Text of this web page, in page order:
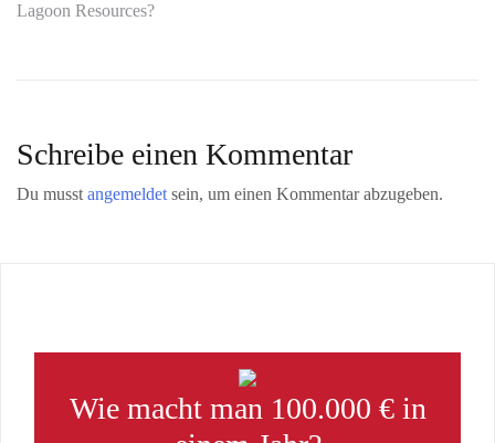
Lagoon Resources?
Schreibe einen Kommentar
Du musst angemeldet sein, um einen Kommentar abzugeben.
Wie macht man 100.000 € in